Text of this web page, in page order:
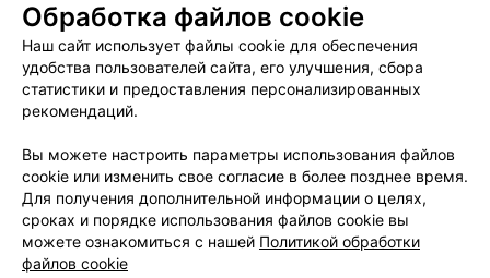
Магазины цветов - ул. Революционная в Минске
Магазины цветов - ул. Советская в Минске
Добавить компанию
Обработка файлов cookie
Наш сайт использует файлы cookie для обеспечения
удобства пользователей сайта, его улучшения, сбора
статистики и предоставления персонализированных
рекомендаций.
Вы можете настроить параметры использования файлов
cookie или изменить свое согласие в более позднее время.
Для получения дополнительной информации о целях,
сроках и порядке использования файлов cookie вы
можете ознакомиться с нашей Политикой обработки
файлов cookie